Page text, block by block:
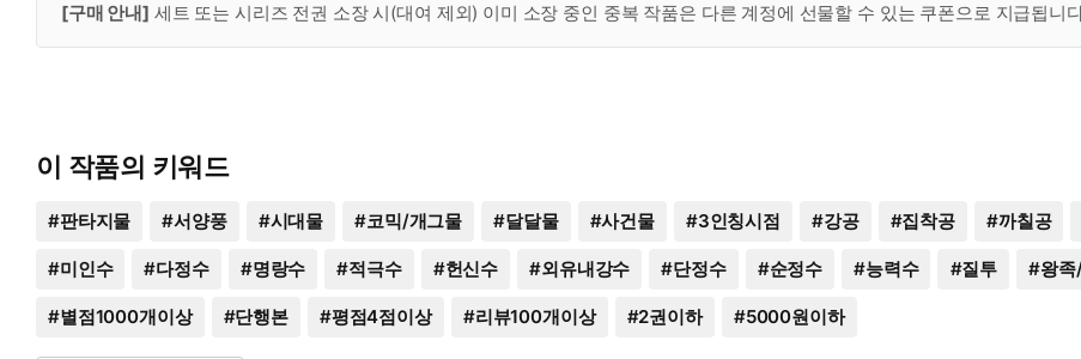
[구매 안내] 세트 또는 시리즈 전권 소장 시(대여 제외) 이미 소장 중인 중복 작품은 다른 계정에 선물할 수 있는 쿠폰으로 지급됩니
이 작품의 키워드
#판타지물 #서양풍 #시대물 #코믹/개그물 #달달물 #사건물 #3인칭시점 #강공 #집착공 #까칠공
#미인수 #다정수 #명랑수 #적극수 #헌신수 #외유내강수 #단정수 #순정수 #능력수 #질투 #왕족
#별점1000개이상 #단행본 #평점4점이상 #리뷰100개이상 #2권이하 #5000원이하